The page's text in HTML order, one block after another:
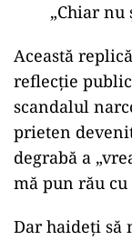
„Chiar nu
Această
reflecție
scandalul
prieten
degrabă a
mă pun rău
Dar haideți să